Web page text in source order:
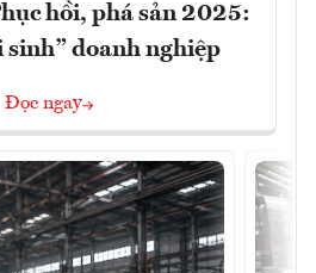
hồi, phá sản 2025:
sinh” doanh nghiệp
Đọc ngay